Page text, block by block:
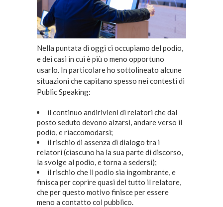
Nella puntata di oggi ci occupiamo del podio,
e dei casi in cui è più o meno opportuno
usarlo. In particolare ho sottolineato alcune
situazioni che capitano spesso nei contesti di
Public Speaking:
il continuo andirivieni di relatori che dal
posto seduto devono alzarsi, andare verso il
podio, e riaccomodarsi;
il rischio di assenza di dialogo tra i
relatori (ciascuno ha la sua parte di discorso,
la svolge al podio, e torna a sedersi);
il rischio che il podio sia ingombrante, e
finisca per coprire quasi del tutto il relatore,
che per questo motivo finisce per essere
meno a contatto col pubblico.